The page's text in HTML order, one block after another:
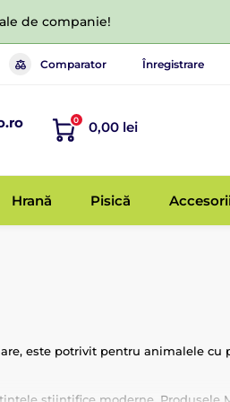
de companie!
Comparator Înregistrare
0 0,00 lei
Hrană Pisică
este potrivit pentru animalele cu